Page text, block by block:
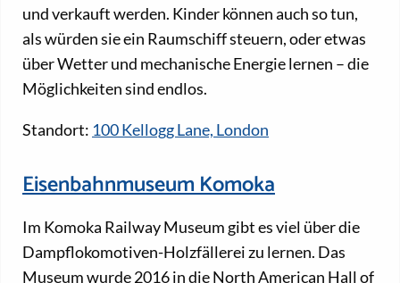
und verkauft werden. Kinder können auch so tun,
als würden sie ein Raumschiff steuern, oder etwas
über Wetter und mechanische Energie lernen – die
Möglichkeiten sind endlos.
Standort: 100 Kellogg Lane, London
Eisenbahnmuseum Komoka
Im Komoka Railway Museum gibt es viel über die
Dampflokomotiven-Holzfällerei zu lernen. Das
Museum wurde 2016 in die North American Hall of